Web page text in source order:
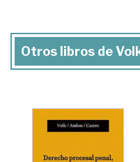
Otros libros de